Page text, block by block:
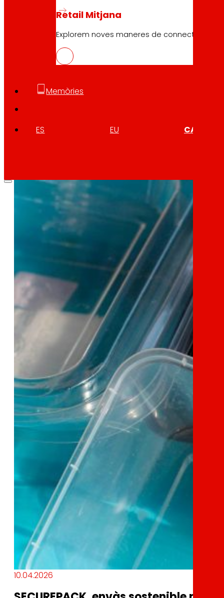
Retail Mitjana
Explorem noves maneres de connectar
Memòries
ES EU CA
SECUREPACK, envàs sostenible
10.04.2026